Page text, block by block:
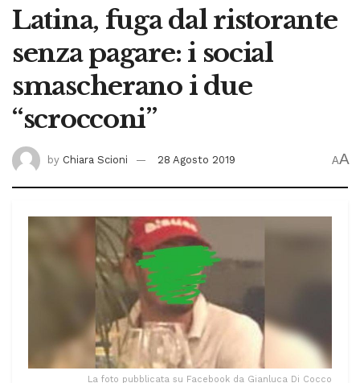
Latina, fuga dal ristorante
senza pagare: i social
smascherano i due
“scrocconi”
by Chiara Scioni 28 Agosto 2019 AA
La foto pubblicata su Facebook da Gianluca Di Cocco